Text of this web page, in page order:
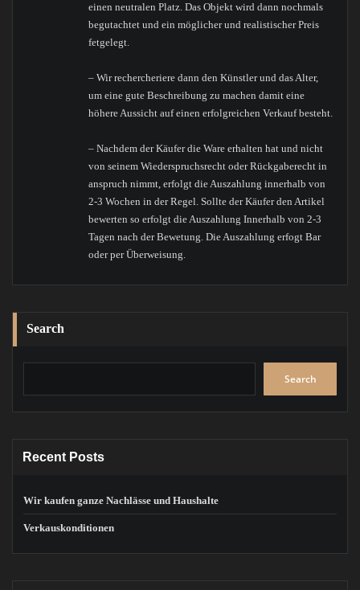
einen neutralen Platz. Das Objekt wird dann nochmals
begutachtet und ein möglicher und realistischer Preis
fetgelegt.
– Wir rechercheriere dann den Künstler und das Alter,
um eine gute Beschreibung zu machen damit eine
höhere Aussicht auf einen erfolgreichen Verkauf besteht.
– Nachdem der Käufer die Ware erhalten hat und nicht
von seinem Wiederspruchsrecht oder Rückgaberecht in
anspruch nimmt, erfolgt die Auszahlung innerhalb von
2-3 Wochen in der Regel. Sollte der Käufer den Artikel
bewerten so erfolgt die Auszahlung Innerhalb von 2-3
Tagen nach der Bewetung. Die Auszahlung erfogt Bar
oder per Überweisung.
Search
Search
Recent Posts
Wir kaufen ganze Nachlässe und Haushalte
Verkauskonditionen